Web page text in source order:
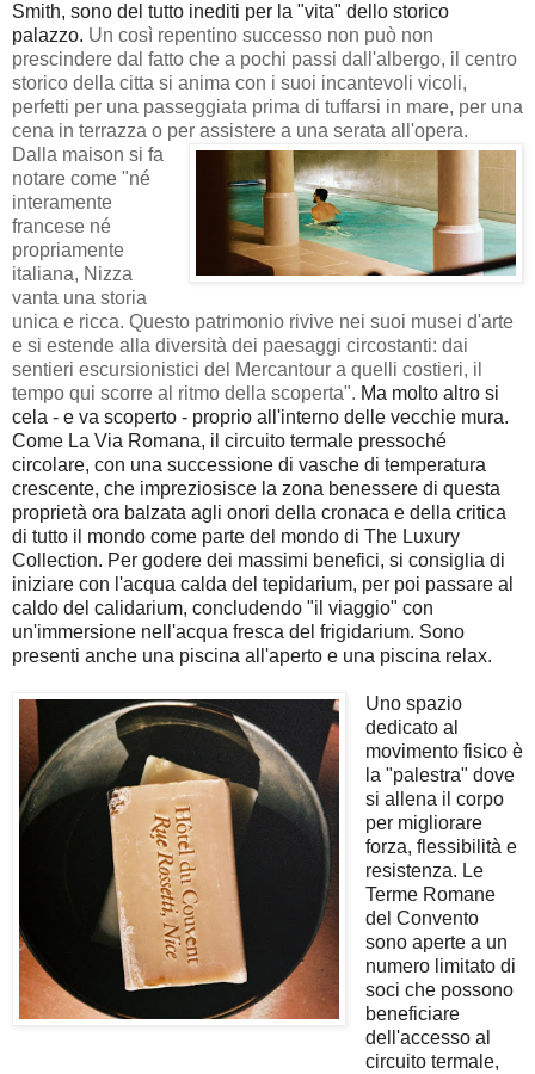
Smith, sono del tutto inediti per la "vita" dello storico
palazzo. Un così repentino successo non può non
prescindere dal fatto che a pochi passi dall'albergo, il centro
storico della citta si anima con i suoi incantevoli vicoli,
perfetti per una passeggiata prima di tuffarsi in mare, per una
cena in terrazza o per assistere a una serata all'opera.
Dalla maison si fa
notare come "né
interamente
francese né
propriamente
italiana, Nizza
vanta una storia
unica e ricca. Questo patrimonio rivive nei suoi musei d'arte
e si estende alla diversità dei paesaggi circostanti: dai
sentieri escursionistici del Mercantour a quelli costieri, il
tempo qui scorre al ritmo della scoperta". Ma molto altro si
cela - e va scoperto - proprio all'interno delle vecchie mura.
Come La Via Romana, il circuito termale pressoché
circolare, con una successione di vasche di temperatura
crescente, che impreziosisce la zona benessere di questa
proprietà ora balzata agli onori della cronaca e della critica
di tutto il mondo come parte del mondo di The Luxury
Collection. Per godere dei massimi benefici, si consiglia di
iniziare con l'acqua calda del tepidarium, per poi passare al
caldo del calidarium, concludendo "il viaggio" con
un'immersione nell'acqua fresca del frigidarium. Sono
presenti anche una piscina all'aperto e una piscina relax.
Uno spazio
dedicato al
movimento fisico è
la "palestra" dove
si allena il corpo
per migliorare
forza, flessibilità e
resistenza. Le
Terme Romane
del Convento
sono aperte a un
numero limitato di
soci che possono
beneficiare
dell'accesso al
circuito termale,